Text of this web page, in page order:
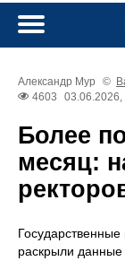
Александр Мур ©
4603
03.06.2026,
Более
месяц:
раскрыли данные